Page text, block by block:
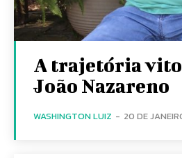
A trajetória
João Nazareno
WASHINGTON LUIZ - 20 DE